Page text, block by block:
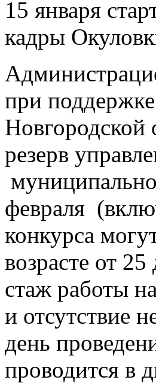
15 января
кадры
при
Новгородской
резерв
февраля
конкурса
возрасте от
стаж работы
и отсутствие
день
проводится в